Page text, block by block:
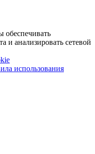
и анализировать сетевой
использования